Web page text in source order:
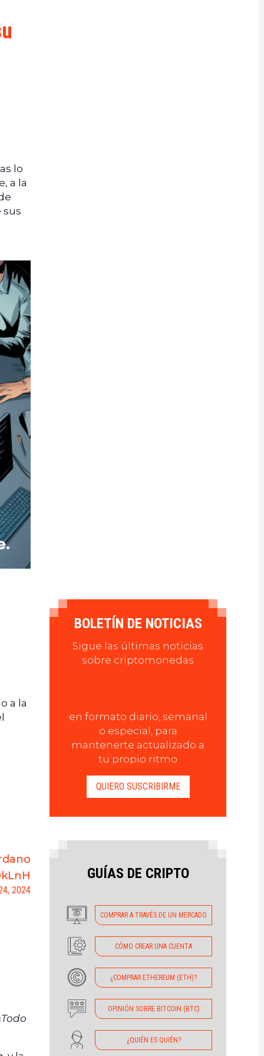
lo
a la
sus
a la
2024
Todo
BOLETÍN DE NOTICIAS
Sigue las últimas noticias
sobre criptomonedas
en formato diario, semanal
o especial, para
mantenerte actualizado a
tu propio ritmo
QUIERO SUSCRIBIRME
GUÍAS DE CRIPTO
COMPRAR A TRAVÉS DE UN MERCADO
CÓMO CREAR UNA CUENTA
¿COMPRAR ETHEREUM (ETH)?
OPINIÓN SOBRE BITCOIN (BTC)
¿QUIÉN ES QUIÉN?